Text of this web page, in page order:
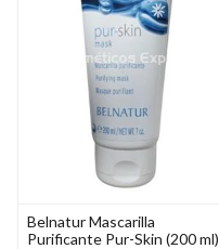
Belnatur Mascarilla
Purificante Pur-Skin (200 ml)